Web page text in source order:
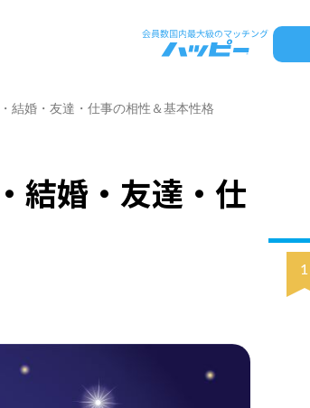
結婚・友達・仕事の相性＆基本性格
結婚・友達・仕